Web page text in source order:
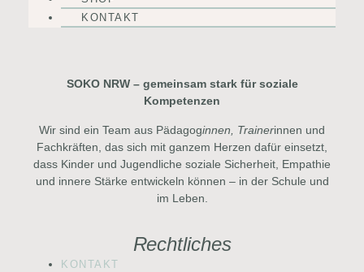
KONTAKT
SOKO NRW – gemeinsam stark für soziale
Kompetenzen
Wir sind ein Team aus Pädagoginnen, Trainerinnen und
Fachkräften, das sich mit ganzem Herzen dafür einsetzt,
dass Kinder und Jugendliche soziale Sicherheit, Empathie
und innere Stärke entwickeln können – in der Schule und
im Leben.
Rechtliches
KONTAKT